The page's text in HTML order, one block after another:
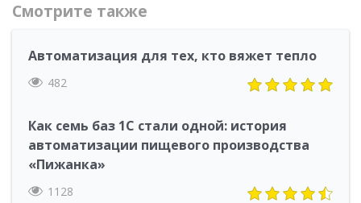
Смотрите также
Автоматизация для тех, кто вяжет тепло
482
Как семь баз 1С стали одной: история
автоматизации пищевого производства
«Пижанка»
1128